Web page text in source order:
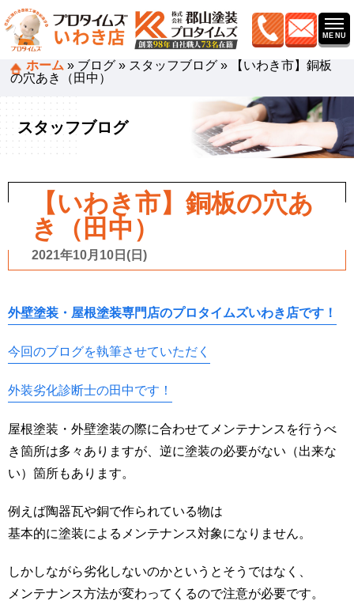
ホーム » ブログ » スタッフブログ »
【いわき市】銅板
の穴あき（田中）
スタッフブログ
【いわき市】銅板の穴あ
き（田中）
2021年10月10日(日)
外壁塗装・屋根塗装専門店のプロタイムズいわき店です！
今回のブログを執筆させていただく
外装劣化診断士の田中です！
屋根塗装・外壁塗装の際に合わせてメンテナンスを行うべ
き箇所は多々ありますが、逆に塗装の必要がない（出来な
い）箇所もあります。
例えば陶器瓦や銅で作られている物は
基本的に塗装によるメンテナンス対象になりません。
しかしながら劣化しないのかというとそうではなく、
メンテナンス方法が変わってくるので注意が必要です。